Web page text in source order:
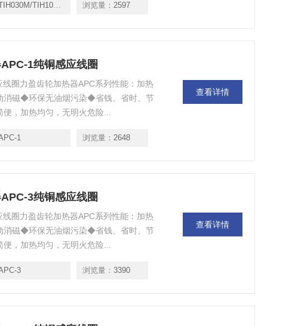
TIH100M/TIH2 浏览量： 2597
1纯铜感应线圈
圈力盈齿轮加热器APC系列性能：加热
消磁◆环保无油烟污染◆省钱、省时、节
，加热均匀，无明火危险...
1 浏览量： 2648
查看详情
3纯铜感应线圈
圈力盈齿轮加热器APC系列性能：加热
消磁◆环保无油烟污染◆省钱、省时、节
，加热均匀，无明火危险...
3 浏览量： 3390
查看详情